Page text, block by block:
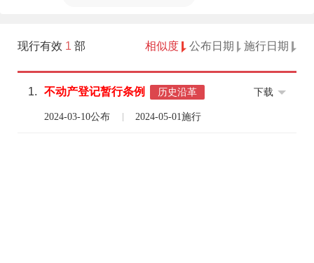
现行有效 1 部 相似度 公布日期 施行日期
1. 不动产登记暂行条例 历史沿革
2024-03-10公布 2024-05-01施行
下载